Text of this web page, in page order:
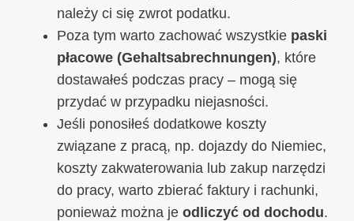
należy ci się zwrot podatku.
Poza tym warto zachować wszystkie paski
płacowe (Gehaltsabrechnungen), które
dostawałeś podczas pracy – mogą się
przydać w przypadku niejasności.
Jeśli ponosiłeś dodatkowe koszty
związane z pracą, np. dojazdy do Niemiec,
koszty zakwaterowania lub zakup narzędzi
do pracy, warto zbierać faktury i rachunki,
ponieważ można je odliczyć od dochodu.